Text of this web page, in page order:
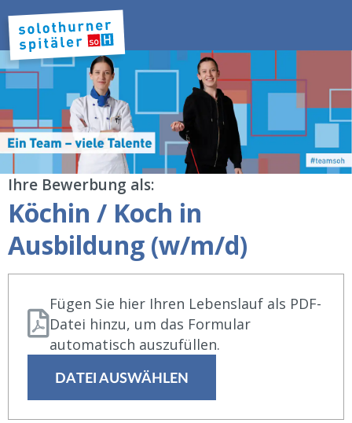
Ihre Bewerbung als:
Köchin / Koch in
Ausbildung (w/m/d)
Fügen Sie hier Ihren Lebenslauf als PDF-
Datei hinzu, um das Formular
automatisch auszufüllen.
DATEI AUSWÄHLEN